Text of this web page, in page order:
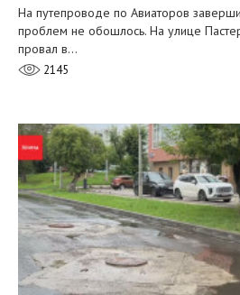
На путепроводе по Авиаторов
проблем не обошлось. На улице
провал в…
2145